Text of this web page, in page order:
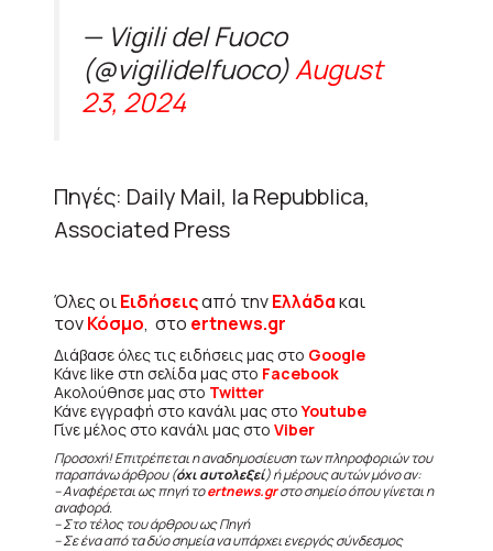
— Vigili del Fuoco
(@vigilidelfuoco)August
23, 2024
Πηγές: Daily Mail, la Repubblica,
Associated Press
Όλες οιΕιδήσειςαπό τηνΕλλάδακαι
τονΚόσμο, στο ertnews.gr
Διάβασε όλες τις ειδήσεις μας στο Google
Κάνε like στη σελίδα μας στο Facebook
Ακολούθησε μας στο Twitter
Κάνε εγγραφή στο κανάλι μας στοYoutube
Γίνε μέλος στο κανάλι μας στο Viber
Προσοχή! Επιτρέπεται η αναδημοσίευση των πληροφοριών του
παραπάνω άρθρου (όχι αυτολεξεί) ή μέρους αυτών μόνο αν:
– Αναφέρεται ως πηγή τοertnews.grστο σημείο όπου γίνεται η
αναφορά.
– Στο τέλος του άρθρου ως Πηγή
– Σε ένα από τα δύο σημεία να υπάρχει ενεργός σύνδεσμος